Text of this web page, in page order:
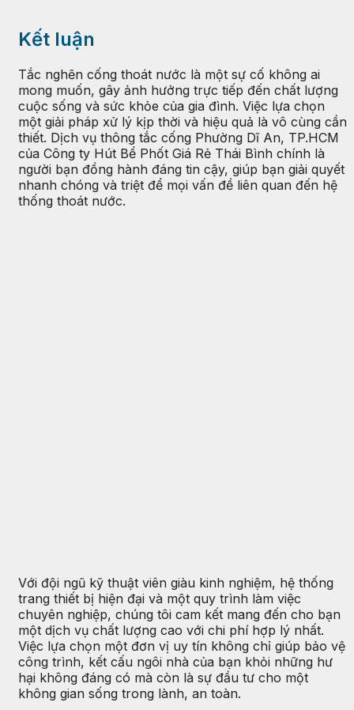
Kết luận
Tắc nghẽn cống thoát nước là một sự cố không ai
mong muốn, gây ảnh hưởng trực tiếp đến chất lượng
cuộc sống và sức khỏe của gia đình. Việc lựa chọn
một giải pháp xử lý kịp thời và hiệu quả là vô cùng cần
thiết. Dịch vụ thông tắc cống Phường Dĩ An, TP.HCM
của Công ty Hút Bể Phốt Giá Rẻ Thái Bình chính là
người bạn đồng hành đáng tin cậy, giúp bạn giải quyết
nhanh chóng và triệt để mọi vấn đề liên quan đến hệ
thống thoát nước.
Với đội ngũ kỹ thuật viên giàu kinh nghiệm, hệ thống
trang thiết bị hiện đại và một quy trình làm việc
chuyên nghiệp, chúng tôi cam kết mang đến cho bạn
một dịch vụ chất lượng cao với chi phí hợp lý nhất.
Việc lựa chọn một đơn vị uy tín không chỉ giúp bảo vệ
công trình, kết cấu ngôi nhà của bạn khỏi những hư
hại không đáng có mà còn là sự đầu tư cho một
không gian sống trong lành, an toàn.